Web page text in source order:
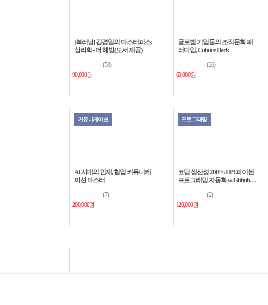
[북러닝] 김경일의 마스터피스;
심리학 - 더 해빙(도서 제공)
(53)
90,000원
글로벌 기업들의 조직문화 패
러다임, Culture Deck
(26)
60,000원
커뮤니케이션
AI 시대의 인재, 협업 커뮤니케
이션 마스터
(7)
200,000원
프로그래밍
코딩 생산성 200% UP! 파이썬
프로그래밍 자동화 w. Github
(2)
120,000원